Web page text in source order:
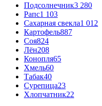
Подсолнечник3 280
Рапс1 103
Сахарная свекла1 012
Картофель887
Соя824
Лён208
Конопля65
Хмель60
Табак40
Сурепица23
Хлопчатник22